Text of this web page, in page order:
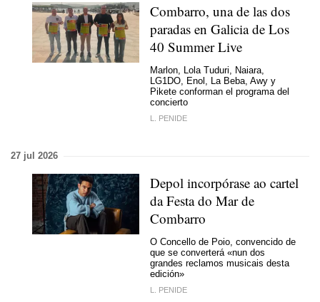
Combarro, una de las dos
paradas en Galicia de Los
40 Summer Live
Marlon, Lola Tuduri, Naiara,
LG1DO, Enol, La Beba, Awy y
Pikete conforman el programa del
concierto
L. PENIDE
27 jul 2026
Depol incorpórase ao cartel
da Festa do Mar de
Combarro
O Concello de Poio, convencido de
que se converterá «nun dos
grandes reclamos musicais desta
edición»
L. PENIDE